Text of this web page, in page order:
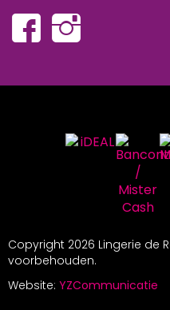
Copyright 2026 Lingerie de
voorbehouden.
Website: YZCommunicatie